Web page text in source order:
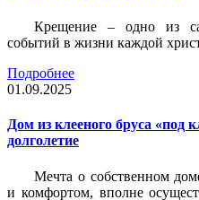
Крещение – одно из
событий в жизни каждой
Подробнее
01.09.2025
Дом из клееного бруса «под
долголетие
Мечта о собственном
и комфортом, вполне